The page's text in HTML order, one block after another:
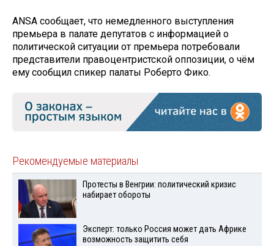
ANSA сообщает, что немедленного выступления
премьера в палате депутатов с информацией о
политической ситуации от премьера потребовали
представители правоцентристской оппозиции, о чём
ему сообщил спикер палаты Роберто Фико.
Рекомендуемые материалы
Протесты в Венгрии: политический кризис
набирает обороты
Эксперт: только Россия может дать Африке
возможность защитить себя